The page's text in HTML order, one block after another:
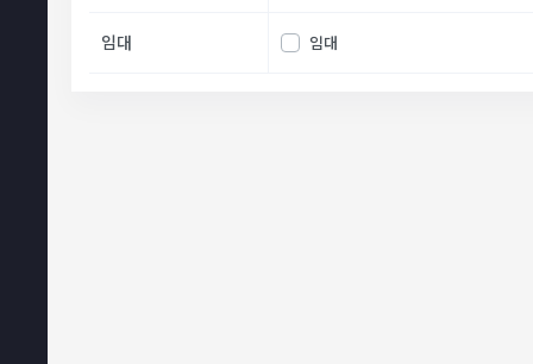
임대 임대